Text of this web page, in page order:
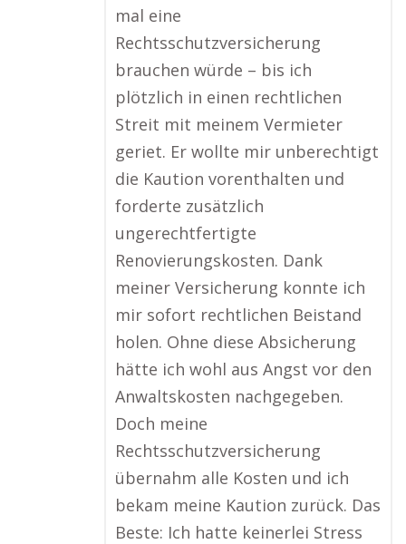
mal eine
Rechtsschutzversicherung
brauchen würde – bis ich
plötzlich in einen rechtlichen
Streit mit meinem Vermieter
geriet. Er wollte mir unberechtigt
die Kaution vorenthalten und
forderte zusätzlich
ungerechtfertigte
Renovierungskosten. Dank
meiner Versicherung konnte ich
mir sofort rechtlichen Beistand
holen. Ohne diese Absicherung
hätte ich wohl aus Angst vor den
Anwaltskosten nachgegeben.
Doch meine
Rechtsschutzversicherung
übernahm alle Kosten und ich
bekam meine Kaution zurück. Das
Beste: Ich hatte keinerlei Stress